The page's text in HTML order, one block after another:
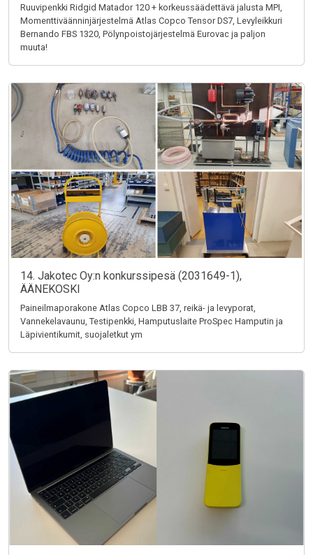
Ruuvipenkki Ridgid Matador 120 + korkeussäädettävä jalusta MPI,
Momenttiväänninjärjestelmä Atlas Copco Tensor DS7, Levyleikkuri
Bernando FBS 1320, Pölynpoistojärjestelmä Eurovac ja paljon
muuta!
14. Jakotec Oy:n konkurssipesä (2031649-1),
ÄÄNEKOSKI
Paineilmaporakone Atlas Copco LBB 37, reikä- ja levyporat,
Vannekelavaunu, Testipenkki, Hamputuslaite ProSpec Hamputin ja
Läpivientikumit, suojaletkut ym